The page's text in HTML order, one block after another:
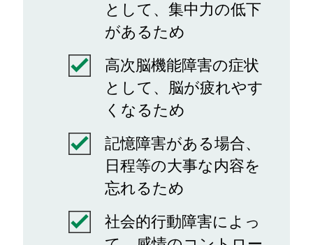
として、集中力の低下
があるため
高次脳機能障害の症状
として、脳が疲れやす
くなるため
記憶障害がある場合、
日程等の大事な内容を
忘れるため
社会的行動障害によっ